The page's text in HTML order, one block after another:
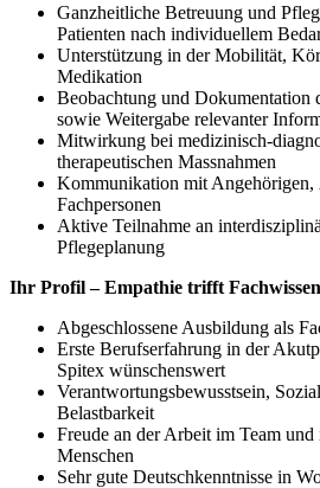
Ganzheitliche Betreuung und
Patienten nach individuellem
Unterstützung in der Mobilität,
Medikation
Beobachtung und Dokumentation
sowie Weitergabe relevanter
Mitwirkung bei medizinisch-
therapeutischen Massnahmen
Kommunikation mit Angehörigen,
Fachpersonen
Aktive Teilnahme an
Pflegeplanung
Ihr Profil – Empathie trifft Fachwissen
Abgeschlossene Ausbildung als
Erste Berufserfahrung in der
Spitex wünschenswert
Verantwortungsbewusstsein,
Belastbarkeit
Freude an der Arbeit im Team
Menschen
Sehr gute Deutschkenntnisse in